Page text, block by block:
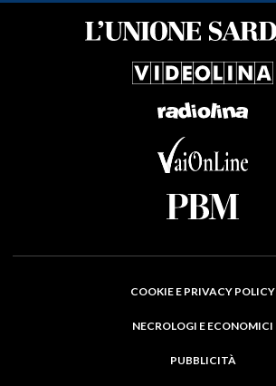
COOKIE E PRIVACY POLICY
NECROLOGI E ECONOMICI
PUBBLICITÀ